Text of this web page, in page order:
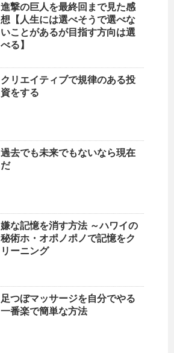
進撃の巨人を最終回まで見た感
想【人生には選べそうで選べな
いことがあるが目指す方向は選
べる】
クリエイティブで規律のある投
資をする
過去でも未来でもないなら現在
だ
嫌な記憶を消す方法 ～ハワイの
秘術ホ・オポノポノで記憶をク
リーニング
足つぼマッサージを自分でやる
一番楽で簡単な方法